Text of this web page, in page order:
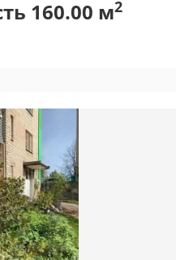
160.00 м2